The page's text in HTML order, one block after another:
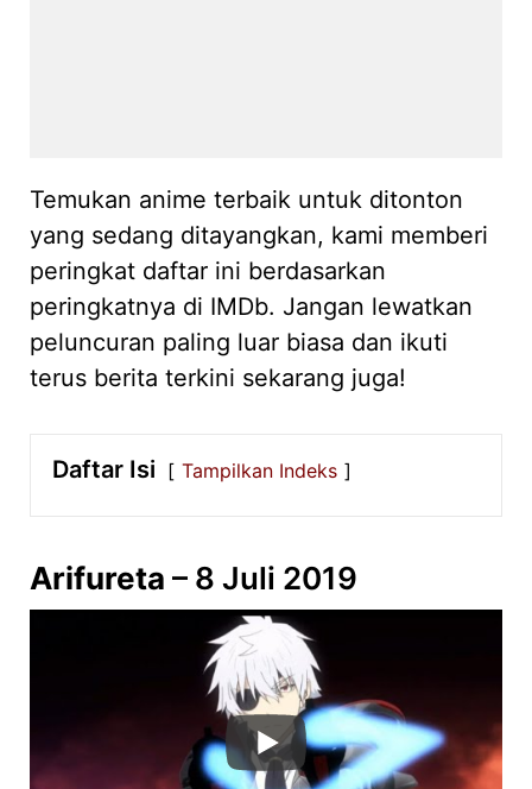
Temukan anime terbaik untuk ditonton
yang sedang ditayangkan, kami memberi
peringkat daftar ini berdasarkan
peringkatnya di IMDb. Jangan lewatkan
peluncuran paling luar biasa dan ikuti
terus berita terkini sekarang juga!
Daftar Isi Tampilkan Indeks
Arifureta – 8 Juli 2019